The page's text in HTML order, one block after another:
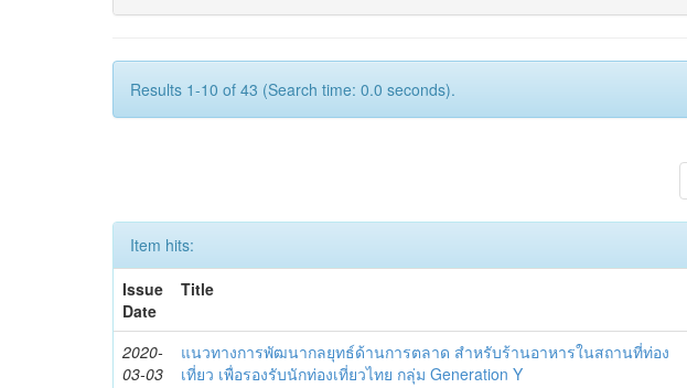
Results 1-10 of 43 (Search time: 0.0 seconds).
Item hits:
Issue
Date
Title
2020-
03-03
แนวทางการพัฒนากลยุทธ์ด้านการตลาด สำหรับร้านอาหารในสถานที่ท่อง
เที่ยว เพื่อรองรับนักท่องเที่ยวไทย กลุ่ม Generation Y